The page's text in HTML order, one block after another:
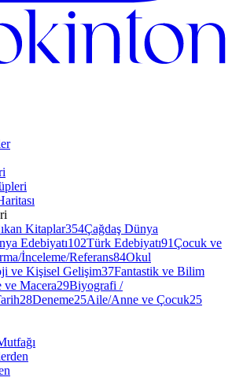
Kitaplar354Çağdaş Dünya
Edebiyatı102Türk Edebiyatı91Çocuk ve
İnceleme/Referans84Okul
ve Kişisel Gelişim37Fantastik ve Bilim
ve Macera29Biyografi /
28Deneme25Aile/Anne ve Çocuk25